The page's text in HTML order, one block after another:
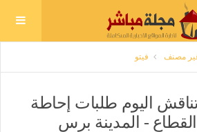
مصنف فيتو
اليوم طلبات إحاطة
- المدينة برس